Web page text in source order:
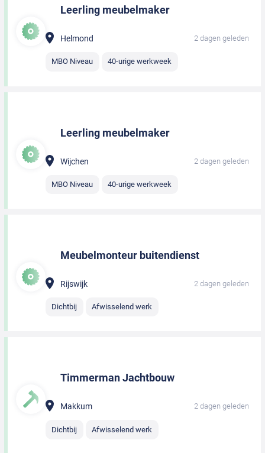
Leerling meubelmaker
Helmond 2 dagen geleden
MBO Niveau 40-urige werkweek
Leerling meubelmaker
Wijchen 2 dagen geleden
MBO Niveau 40-urige werkweek
Meubelmonteur buitendienst
Rijswijk 2 dagen geleden
Dichtbij Afwisselend werk
Timmerman Jachtbouw
Makkum 2 dagen geleden
Dichtbij Afwisselend werk